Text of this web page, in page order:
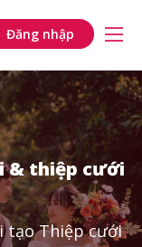
Đăng nhập
& thiệp cưới
tạo Thiệp cưới